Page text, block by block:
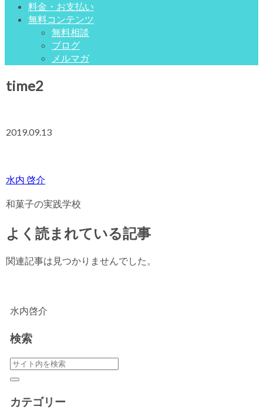
料金・お支払い
無料コンテンツ
無料相談
ブログ
メルマガ
time2
2019.09.13
水内 啓介
和菓子の実践学校
よく読まれている記事
関連記事は見つかりませんでした。
水内啓介
検索
カテゴリー